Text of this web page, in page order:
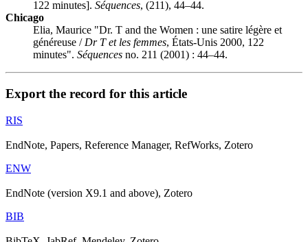
122 minutes]. Séquences, (211), 44–44.
Chicago
Elia, Maurice "Dr. T and the Women : une satire légère et
généreuse / Dr T et les femmes, États-Unis 2000, 122
minutes". Séquences no. 211 (2001) : 44–44.
Export the record for this article
RIS
EndNote, Papers, Reference Manager, RefWorks, Zotero
ENW
EndNote (version X9.1 and above), Zotero
BIB